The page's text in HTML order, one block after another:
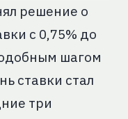
решение о
с 0,75% до
шагом
ставки стал
три